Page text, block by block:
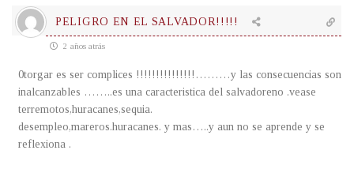
PELIGRO EN EL SALVADOR!!!!!
2 años atrás
0torgar es ser complices !!!!!!!!!!!!!!!………y las consecuencias son
inalcanzables ……..es una caracteristica del salvadoreno .vease
terremotos,huracanes,sequia.
desempleo,mareros.huracanes. y mas…..y aun no se aprende y se
reflexiona .